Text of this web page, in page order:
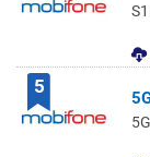
5